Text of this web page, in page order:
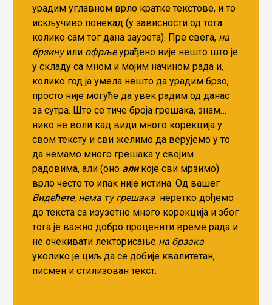
урадим углавном врло кратке текстове, и то
искључиво понекад (у зависности од тога
колико сам тог дана заузета). Пре свега, на
брзинуили офрљеурађено није нешто што је
у складу са мном и мојим начином рада и,
колико год ја умела нешто да урадим брзо,
просто није могуће да увек радим од данас
за сутра. Што се тиче броја грешака, знам…
нико не воли кад види много корекција у
свом тексту и сви желимо да верујемо у то
да немамо много грешака у својим
радовима, али (оно аликоје сви мрзимо)
врло често то ипак није истина. Од вашег
Видећете, нема ту грешака неретко дођемо
до текста са изузетно много корекција и због
тога је важно добро проценити време рада и
не очекивати лекторисање на брзака
уколико је циљ да се добије квалитетан,
писмен и стилизован текст.